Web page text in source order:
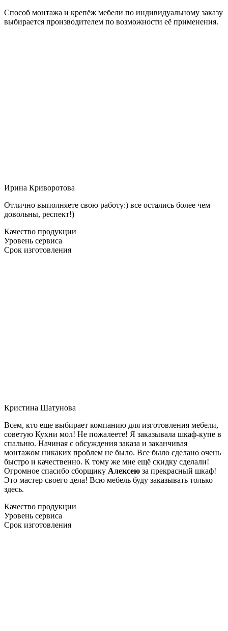
Способ монтажа и крепёж мебели по индивидуальному заказу
выбирается производителем по возможности её применения.
Ирина Криворотова
Отлично выполняете свою работу:) все остались более чем
довольны, респект!)
Качество продукции
Уровень сервиса
Срок изготовления
Кристина Шатунова
Всем, кто еще выбирает компанию для изготовления мебели,
советую Кухни мол! Не пожалеете! Я заказывала шкаф-купе в
спальню. Начиная с обсуждения заказа и заканчивая
монтажом никаких проблем не было. Все было сделано очень
быстро и качественно. К тому же мне ещё скидку сделали!
Огромное спасибо сборщику Алексею за прекрасный шкаф!
Это мастер своего дела! Всю мебель буду заказывать только
здесь.
Качество продукции
Уровень сервиса
Срок изготовления